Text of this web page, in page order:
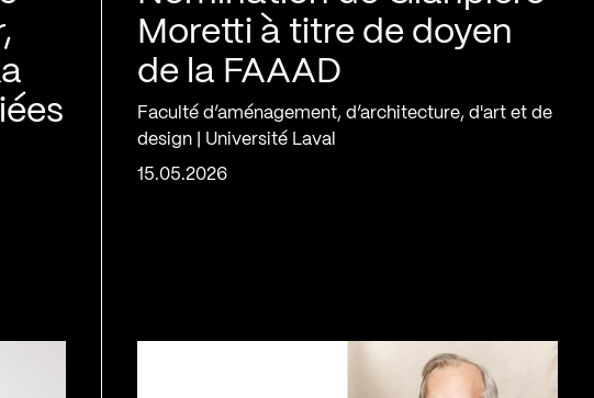
Moretti à titre de doyen
de la FAAAD
Faculté d’aménagement, d’architecture, d'art et de
design | Université Laval
15.05.2026